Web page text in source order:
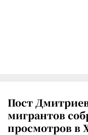
Пост
мигрантов
просмотров в